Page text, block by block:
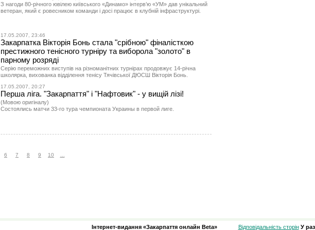
З нагоди 80-річного ювілею київського «Динамо» інтерв’ю «УМ» дав унікальний
ветеран, який є ровесником команди і досі працює в клубній інфраструктурі.
17.05.2007, 23:46
Закарпатка Вікторія Бонь стала "срібною" фіналісткою
престижного тенісного турніру та виборола "золото" в
парному розряді
Серію переможних виступів на різноманітних турнірах продовжує 14-річна
школярка, вихованка відділення тенісу Тячівської ДЮСШ Вікторія Бонь.
17.05.2007, 20:27
Перша ліга. "Закарпаття" і "Нафтовик" - у вищій лізі!
(Мовою оригіналу)
Состоялись матчи 33-го тура чемпионата Украины в первой лиге.
6 7 8 9 10 ...
Інтернет-видання «Закарпаття онлайн Beta» Відповідальність сторін У